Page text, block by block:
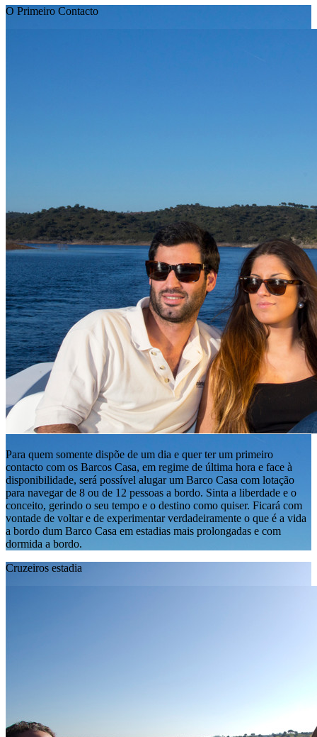
O Primeiro Contacto
Para quem somente dispõe de um dia e quer ter um primeiro
contacto com os Barcos Casa, em regime de última hora e face à
disponibilidade, será possível alugar um Barco Casa com lotação
para navegar de 8 ou de 12 pessoas a bordo. Sinta a liberdade e o
conceito, gerindo o seu tempo e o destino como quiser. Ficará com
vontade de voltar e de experimentar verdadeiramente o que é a vida
a bordo dum Barco Casa em estadias mais prolongadas e com
dormida a bordo.
Cruzeiros estadia